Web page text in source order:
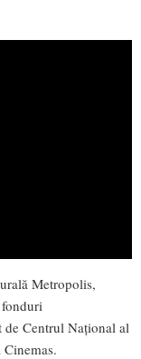
Metropolis,
Centrul Național al